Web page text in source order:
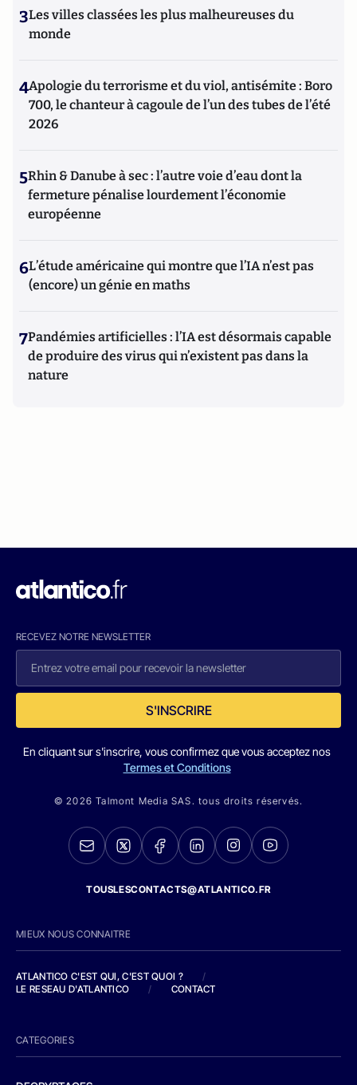
3Les villes classées les plus malheureuses du
monde
4Apologie du terrorisme et du viol, antisémite : Boro
700, le chanteur à cagoule de l’un des tubes de l’été
2026
5Rhin & Danube à sec : l’autre voie d’eau dont la
fermeture pénalise lourdement l’économie
européenne
6L’étude américaine qui montre que l’IA n’est pas
(encore) un génie en maths
7Pandémies artificielles : l’IA est désormais capable
de produire des virus qui n’existent pas dans la
nature
RECEVEZ NOTRE NEWSLETTER
S'INSCRIRE
En cliquant sur s'inscrire, vous confirmez que vous acceptez nos
Termes et Conditions
© 2026 Talmont Media SAS. tous droits réservés.
TOUSLESCONTACTS@ATLANTICO.FR
MIEUX NOUS CONNAITRE
ATLANTICO C'EST QUI, C'EST QUOI ?
/
LE RESEAU D'ATLANTICO
/ CONTACT
CATEGORIES